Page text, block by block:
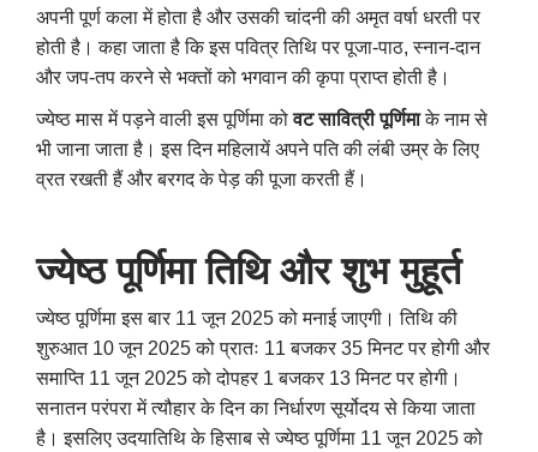
अपनी पूर्ण कला में होता है और उसकी चांदनी की अमृत वर्षा धरती पर
होती है। कहा जाता है कि इस पवित्र तिथि पर पूजा-पाठ,स्नान-दान
और जप-तप करने से भक्तों को भगवान की कृपा प्राप्त होती है।
ज्‍येष्‍ठ मास में पड़ने वाली इस पूर्णिमा कोवट सावित्री पूर्णिमाके नाम से
भी जाना जाता है। इस दिन महिलायें अपने पति की लंबी उम्र के लिए
व्रत रखती हैं और बरगद के पेड़ की पूजा करती हैं।
ज्‍येष्‍ठ पूर्णिमा तिथि और शुभ मुहूर्त
ज्‍येष्‍ठ पूर्णिमा इस बार 11 जून 2025 को मनाई जाएगी। तिथि की
शुरुआत 10 जून 2025 को प्रातः 11 बजकर 35 मिनट पर होगी और
समाप्ति 11 जून 2025 को दोपहर 1 बजकर 13 मिनट पर होगी।
सनातन परंपरा में त्यौहार के दिन का निर्धारण सूर्योदय से किया जाता
है। इसलिए उदयातिथि के हिसाब से ज्‍येष्‍ठ पूर्णिमा 11 जून 2025 को